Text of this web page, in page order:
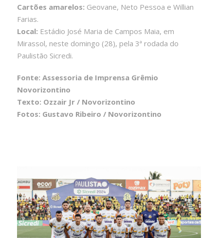
Cartões amarelos: Geovane, Neto Pessoa e Willian
Farias.
Local: Estádio José Maria de Campos Maia, em
Mirassol, neste domingo (28), pela 3ª rodada do
Paulistão Sicredi.
Fonte: Assessoria de Imprensa Grêmio
Novorizontino
Texto: Ozzair Jr / Novorizontino
Fotos: Gustavo Ribeiro / Novorizontino